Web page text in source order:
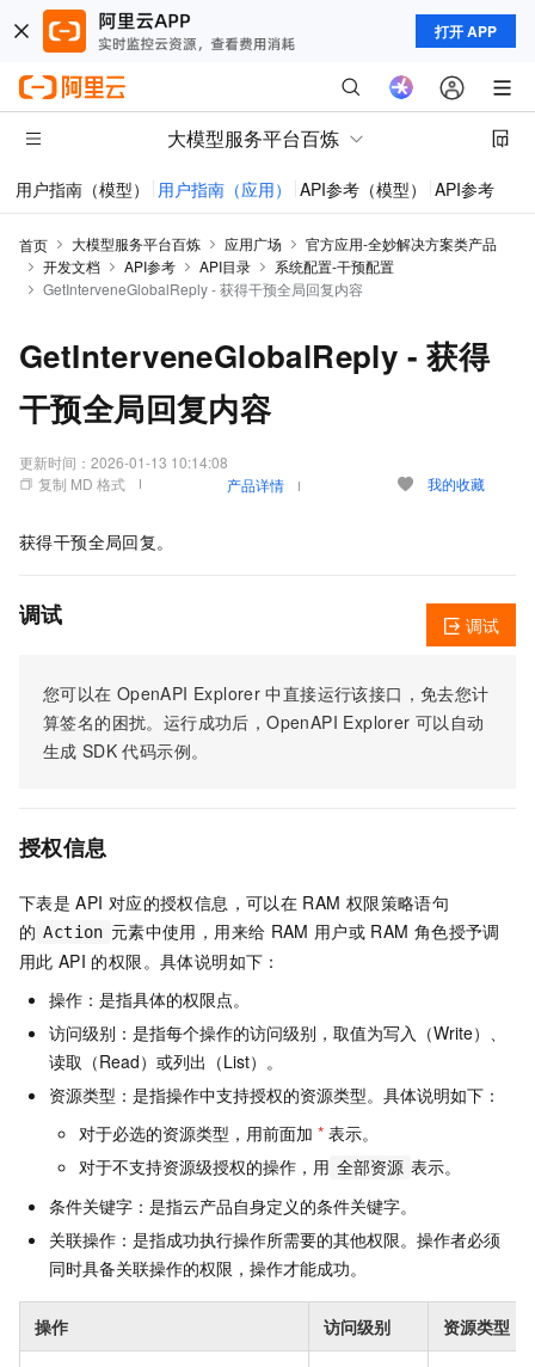
打开 APP
大模型服务平台百炼
用户指南（模型） 用户指南（应用） API参考（模型） API参考（应
首页 大模型服务平台百炼 应用广场
官方应用-全妙解决方案类产品
开发文档
API参考 API目录
系统配置-干预配置
GetInterveneGlobalReply - 获得干预全局回复内容
GetInterveneGlobalReply - 获得
干预全局回复内容
更新时间： 2026-01-13 10:14:08
复制 MD 格式
产品详情 我的收藏
获得干预全局回复。
调试
您可以在 OpenAPI Explorer 中直接运行该接口，免去您计
算签名的困扰。运行成功后，OpenAPI Explorer 可以自动
生成 SDK 代码示例。
调试
授权信息
下表是 API 对应的授权信息，可以在 RAM 权限策略语句
的 Action 元素中使用，用来给 RAM 用户或 RAM 角色授予调
用此 API 的权限。具体说明如下：
操作：是指具体的权限点。
访问级别：是指每个操作的访问级别，取值为写入（Write）、
读取（Read）或列出（List）。
资源类型：是指操作中支持授权的资源类型。具体说明如下：
对于必选的资源类型，用前面加 * 表示。
对于不支持资源级授权的操作，用 全部资源 表示。
条件关键字：是指云产品自身定义的条件关键字。
关联操作：是指成功执行操作所需要的其他权限。操作者必须
同时具备关联操作的权限，操作才能成功。
操作 访问级别 资源类型